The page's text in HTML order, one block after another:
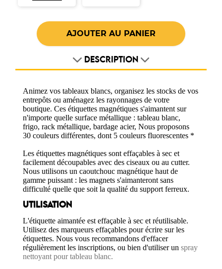
DESCRIPTION
Animez vos tableaux blancs, organisez les stocks de vos
entrepôts ou aménagez les rayonnages de votre
boutique. Ces étiquettes magnétiques s'aimantent sur
n'importe quelle surface métallique : tableau blanc,
frigo, rack métallique, bardage acier, Nous proposons
30 couleurs différentes, dont 5 couleurs fluorescentes *
Les étiquettes magnétiques sont effaçables à sec et
facilement découpables avec des ciseaux ou au cutter.
Nous utilisons un caoutchouc magnétique haut de
gamme puissant : les magnets s'aimanteront sans
difficulté quelle que soit la qualité du support ferreux.
UTILISATION
L'étiquette aimantée est effaçable à sec et réutilisable.
Utilisez des marqueurs effaçables pour écrire sur les
étiquettes. Nous vous recommandons d'effacer
régulièrement les inscriptions, ou bien d'utiliser unspray
nettoyant pour tableau blanc.